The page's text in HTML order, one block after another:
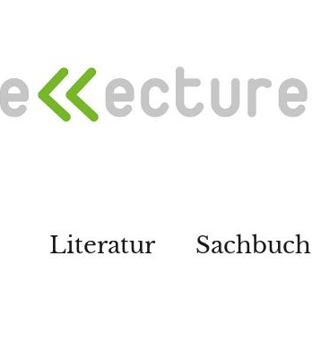
Literatur Sachbuch